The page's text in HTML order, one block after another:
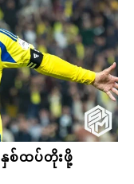
စ်ထပ်တိုးဖို့